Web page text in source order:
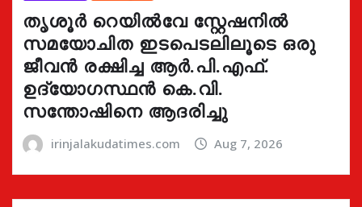
തൃശൂർ റെയിൽവേ സ്റ്റേഷനിൽ
സമയോചിത ഇടപെടലിലൂടെ ഒരു
ജീവൻ രക്ഷിച്ച ആർ.പി.എഫ്.
ഉദ്യോഗസ്ഥൻ കെ.വി.
സന്തോഷിനെ ആദരിച്ചു
irinjalakudatimes.com Aug 7, 2026